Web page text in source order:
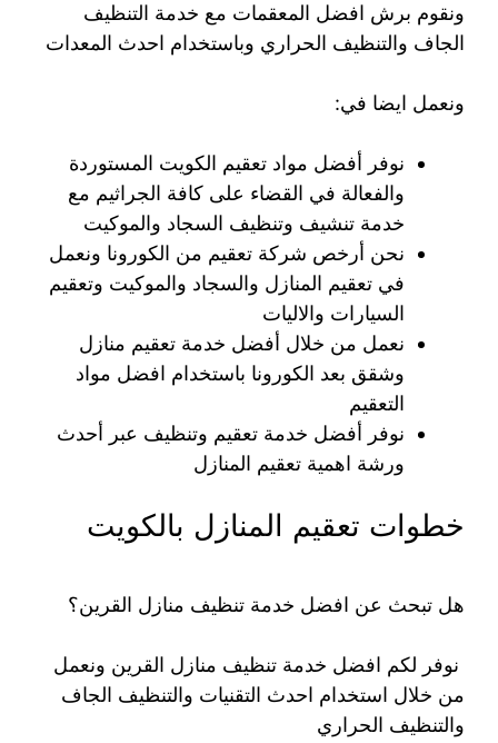
ونقوم برش افضل المعقمات مع خدمة التنظيف
الجاف والتنظيف الحراري وباستخدام احدث المعدات
ونعمل ايضا في:
نوفر أفضل مواد تعقيم الكويت المستوردة
والفعالة في القضاء على كافة الجراثيم مع
خدمة تنشيف وتنظيف السجاد والموكيت
نحن أرخص شركة تعقيم من الكورونا ونعمل
في تعقيم المنازل والسجاد والموكيت وتعقيم
السيارات والاليات
نعمل من خلال أفضل خدمة تعقيم منازل
وشقق بعد الكورونا باستخدام افضل مواد
التعقيم
نوفر أفضل خدمة تعقيم وتنظيف عبر أحدث
ورشة اهمية تعقيم المنازل
خطوات تعقيم المنازل بالكويت
هل تبحث عن افضل خدمة تنظيف منازل القرين؟
نوفر لكم افضل خدمة تنظيف منازل القرين ونعمل
من خلال استخدام احدث التقنيات والتنظيف الجاف
والتنظيف الحراري